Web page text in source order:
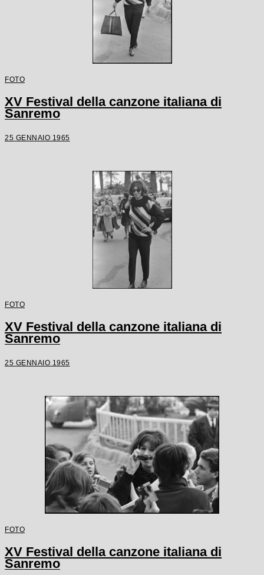
FOTO
XV Festival della canzone italiana di
Sanremo
25 GENNAIO 1965
FOTO
XV Festival della canzone italiana di
Sanremo
25 GENNAIO 1965
FOTO
XV Festival della canzone italiana di
Sanremo